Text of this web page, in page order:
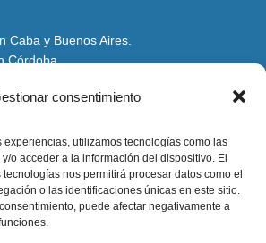
consentimiento
experiencias, utilizamos tecnologías como las
o acceder a la información del dispositivo. El
nos permitirá procesar datos como el
o las identificaciones únicas en este sitio.
puede afectar negativamente a
Caba y Buenos Aires.
Córdoba
en Mendoza
Santiago del Estero y Tucumán
en la Patagonia
Salta y Jujuy
de uso